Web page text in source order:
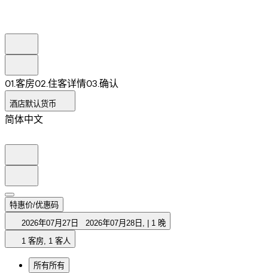
01.客房02.住客详情03.确认
酒店默认货币
简体中文
特惠价/优惠码
2026年07月27日
2026年07月28日 ,
1 晚
1 客房, 1 客人
所有所有